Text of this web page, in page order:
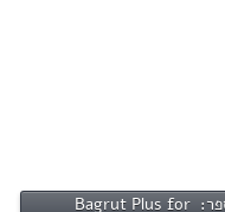
חפש פתרונות ותשובות לשאלות מהספר: Bagrut Plus for